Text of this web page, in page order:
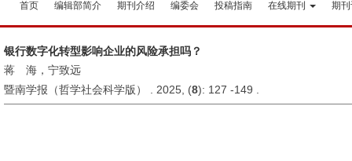
首页 编辑部简介 期刊介绍 编委会 投稿指南 在线期刊 期
银行数字化转型影响企业的风险承担吗？
蒋 海，宁致远
暨南学报（哲学社会科学版） . 2025, (8): 127 -149 .